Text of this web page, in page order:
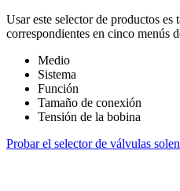
Usar este selector de productos
correspondientes en cinco menús
Medio
Sistema
Función
Tamaño de conexión
Tensión de la bobina
Probar el selector de válvulas